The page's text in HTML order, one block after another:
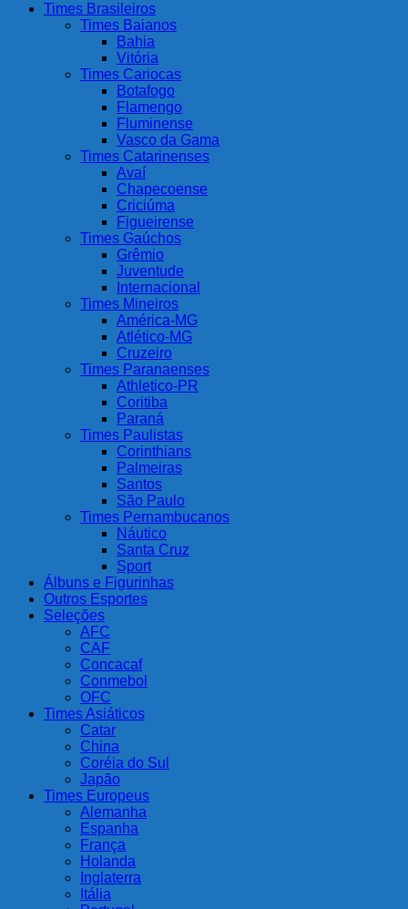
Times Brasileiros
Times Baianos
Bahia
Vitória
Times Cariocas
Botafogo
Flamengo
Fluminense
Vasco da Gama
Times Catarinenses
Avaí
Chapecoense
Criciúma
Figueirense
Times Gaúchos
Grêmio
Juventude
Internacional
Times Mineiros
América-MG
Atlético-MG
Cruzeiro
Times Paranaenses
Athletico-PR
Coritiba
Paraná
Times Paulistas
Corinthians
Palmeiras
Santos
São Paulo
Times Pernambucanos
Náutico
Santa Cruz
Sport
Álbuns e Figurinhas
Outros Esportes
Seleções
AFC
CAF
Concacaf
Conmebol
OFC
Times Asiáticos
Catar
China
Coréia do Sul
Japão
Times Europeus
Alemanha
Espanha
França
Holanda
Inglaterra
Itália